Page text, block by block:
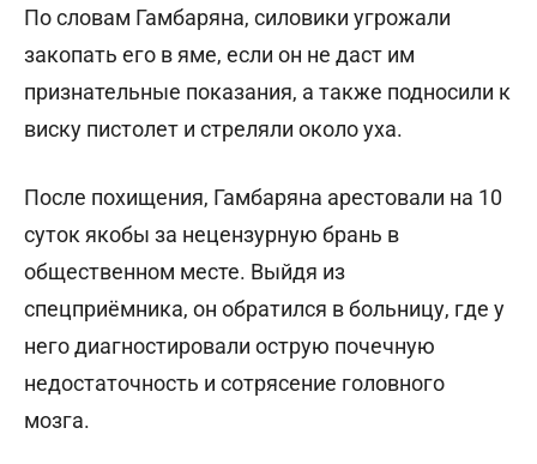
По словам Гамбаряна, силовики угрожали
закопать его в яме, если он не даст им
признательные показания, а также подносили к
виску пистолет и стреляли около уха.
После похищения, Гамбаряна арестовали на 10
суток якобы за нецензурную брань в
общественном месте. Выйдя из
спецприёмника, он обратился в больницу, где у
него диагностировали острую почечную
недостаточность и сотрясение головного
мозга.